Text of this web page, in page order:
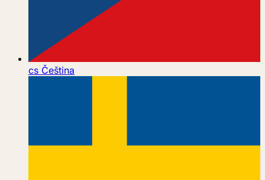
cs Čeština